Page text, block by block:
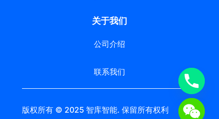
关于我们
公司介绍
联系我们
版权所有 © 2025 智库智能. 保留所有权利 苏